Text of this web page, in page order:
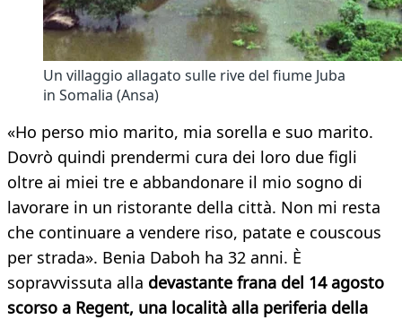
Un villaggio allagato sulle rive del fiume Juba
in Somalia (Ansa)
«Ho perso mio marito, mia sorella e suo marito.
Dovrò quindi prendermi cura dei loro due figli
oltre ai miei tre e abbandonare il mio sogno di
lavorare in un ristorante della città. Non mi resta
che continuare a vendere riso, patate e couscous
per strada». Benia Daboh ha 32 anni. È
sopravvissuta alla devastante frana del 14 agosto
scorso a Regent, una località alla periferia della